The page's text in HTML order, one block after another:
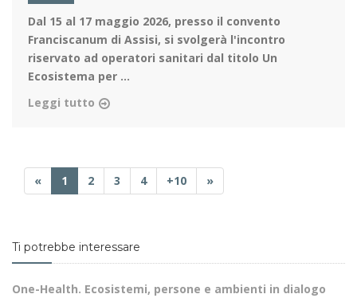
Dal 15 al 17 maggio 2026, presso il convento
Franciscanum di Assisi, si svolgerà l'incontro
riservato ad operatori sanitari dal titolo Un
Ecosistema per ...
Leggi tutto
« 1 2 3 4 +10 »
Ti potrebbe interessare
One-Health. Ecosistemi, persone e ambienti in dialogo